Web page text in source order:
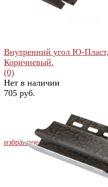
избранное сравнить
Внутренний угол Ю-
Коричневый.
(0)
Нет в наличии
705 руб.